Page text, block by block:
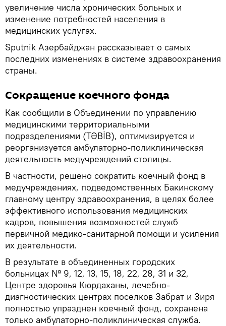
увеличение числа хронических больных и
изменение потребностей населения в
медицинских услугах.
Sputnik Азербайджан рассказывает о самых
последних изменениях в системе здравоохранения
страны.
Сокращение коечного фонда
Как сообщили в Объединении по управлению
медицинскими территориальными
подразделениями (TƏBİB), оптимизируется и
реорганизуется амбулаторно-поликлиническая
деятельность медучреждений столицы.
В частности, решено сократить коечный фонд в
медучреждениях, подведомственных Бакинскому
главному центру здравоохранения, в целях более
эффективного использования медицинских
кадров, повышения возможностей служб
первичной медико-санитарной помощи и усиления
их деятельности.
В результате в объединенных городских
больницах № 9, 12, 13, 15, 18, 22, 28, 31 и 32,
Центре здоровья Кюрдаханы, лечебно-
диагностических центрах поселков Забрат и Зиря
полностью упразднен коечный фонд, сохранена
только амбулаторно-поликлиническая служба.